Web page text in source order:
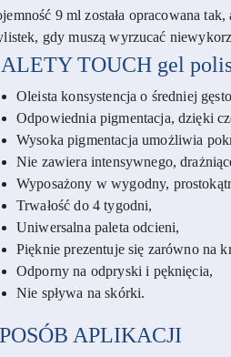
9 ml została opracowana
gdy muszą wyrzucać
TOUCH gel
Oleista konsystencja o średniej
Odpowiednia pigmentacja, dzięki
Wysoka pigmentacja umożliwia
Nie zawiera intensywnego,
Wyposażony w wygodny,
Trwałość do 4 tygodni,
Uniwersalna paleta odcieni,
Pięknie prezentuje się zarówno na
Odporny na odpryski i pęknięcia,
Nie spływa na skórki.
APLIKACJI